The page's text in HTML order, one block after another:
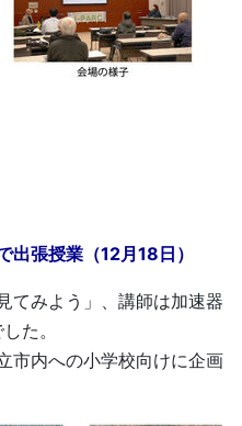
出張授業（12月18日）
てみよう」、講師は加速器
た。
市内への小学校向けに企画